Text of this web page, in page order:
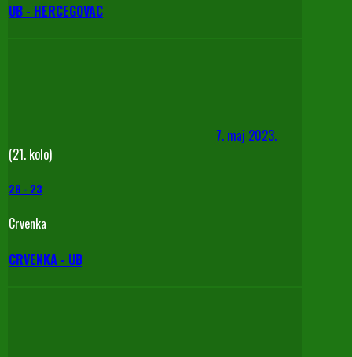
UB - HERCEGOVAC
7. maj 2023.
(21. kolo)
28 - 23
Crvenka
CRVENKA - UB